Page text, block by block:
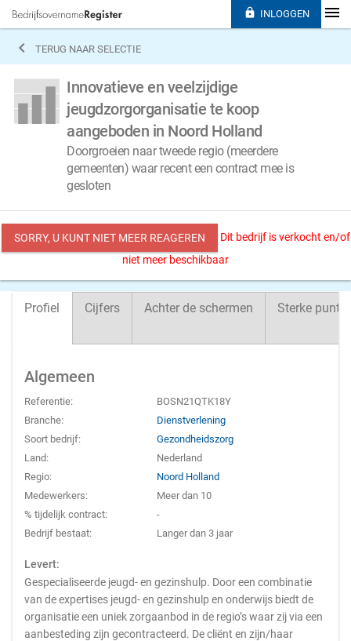
 TERUG NAAR SELECTIE
Innovatieve en veelzijdige
jeugdzorgorganisatie te koop
aangeboden in Noord Holland
Doorgroeien naar tweede regio (meerdere
gemeenten) waar recent een contract mee is
gesloten
SORRY, U KUNT NIET MEER REAGEREN
Dit bedrijf is verkocht en/of
niet meer beschikbaar
Profiel Cijfers Achter de schermen Sterke
Algemeen
Referentie:
BOSN21QTK18Y
Branche:
Dienstverlening
Soort bedrijf:
Gezondheidszorg
Land:
Nederland
Regio:
Noord Holland
Medewerkers:
Meer dan 10
% tijdelijk contract:
-
Bedrijf bestaat:
Langer dan 3 jaar
Levert:
Gespecialiseerde jeugd- en gezinshulp. Door een combinatie
van de expertises jeugd- en gezinshulp en onderwijs biedt de
organisatie een uniek zorgaanbod in de regio’s waar zij via een
aanbesteding zijn gecontracteerd. De cliënt en zijn/haar
 INLOGGEN